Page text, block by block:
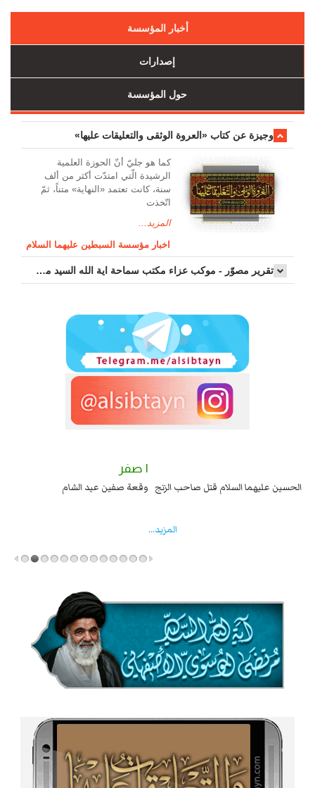
أخبار المؤسسة
إصدارات
حول المؤسسة
وجیزة عن کتاب «العروة الوثقی والتعلیقات علیها»
کما هو جليّ أنّ الحوزة العلمیة
الرشیدة الّتي امتدّت أكثر من ألف
سنة، كانت تعتمد «النهاية» متناً، ثمّ
اتّخذت
المزيد...
اخبار مؤسسة السبطين عليهما السلام
تقرير مصوّر - موكب عزاء مکتب سماحة اية الله السيد مرتضى الموسوي الاصفهاني في يوم إستشهاد السيدة فاطم...
السبايا عند يزيد شهادة زيد بن علي بن الحسين عليهما السلام قتل صاحب الزنج